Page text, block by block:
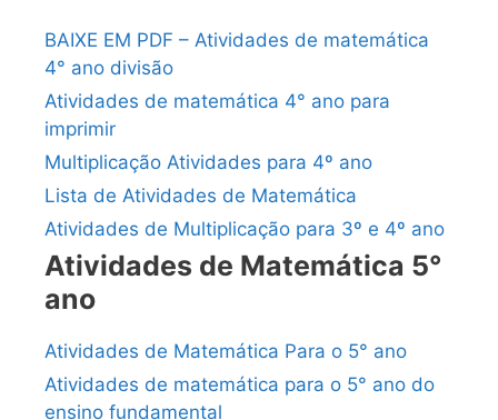
BAIXE EM PDF – Atividades de matemática
4° ano divisão
Atividades de matemática 4° ano para
imprimir
Multiplicação Atividades para 4º ano
Lista de Atividades de Matemática
Atividades de Multiplicação para 3º e 4º ano
Atividades de Matemática 5°
ano
Atividades de Matemática Para o 5° ano
Atividades de matemática para o 5° ano do
ensino fundamental